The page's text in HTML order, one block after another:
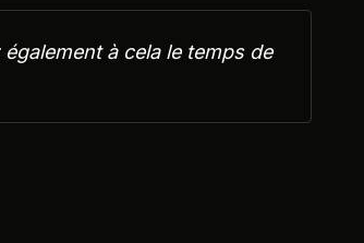
à cela le temps de